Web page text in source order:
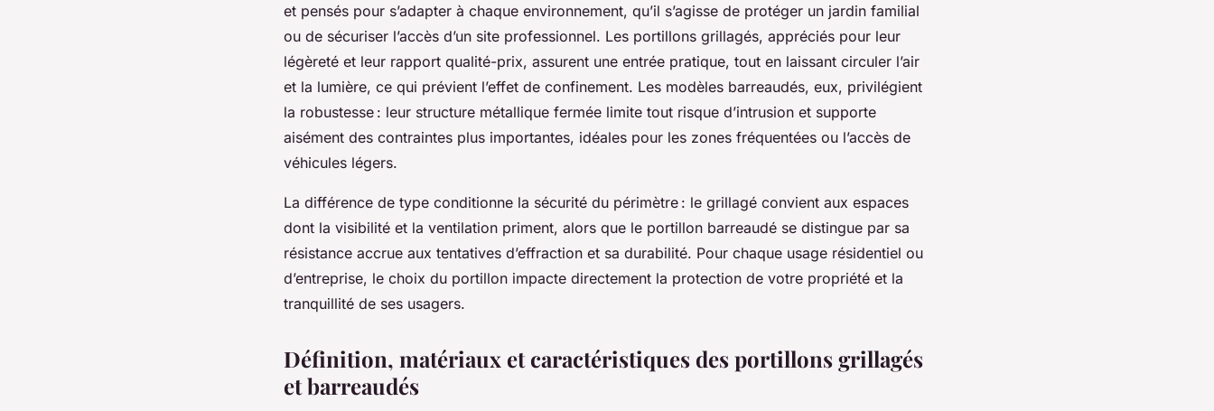
et pensés pour s’adapter à chaque environnement, qu’il s’agisse de protéger un jardin familial
ou de sécuriser l’accès d’un site professionnel. Les portillons grillagés, appréciés pour leur
légèreté et leur rapport qualité-prix, assurent une entrée pratique, tout en laissant circuler l’air
et la lumière, ce qui prévient l’effet de confinement. Les modèles barreaudés, eux, privilégient
la robustesse : leur structure métallique fermée limite tout risque d’intrusion et supporte
aisément des contraintes plus importantes, idéales pour les zones fréquentées ou l’accès de
véhicules légers.
La différence de type conditionne la sécurité du périmètre : le grillagé convient aux espaces
dont la visibilité et la ventilation priment, alors que le portillon barreaudé se distingue par sa
résistance accrue aux tentatives d’effraction et sa durabilité. Pour chaque usage résidentiel ou
d’entreprise, le choix du portillon impacte directement la protection de votre propriété et la
tranquillité de ses usagers.
Définition, matériaux et caractéristiques des portillons grillagés
et barreaudés